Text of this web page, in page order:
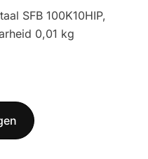
SFB 100K10HIP,
0,01 kg